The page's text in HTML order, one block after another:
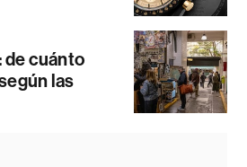
de cuánto
las